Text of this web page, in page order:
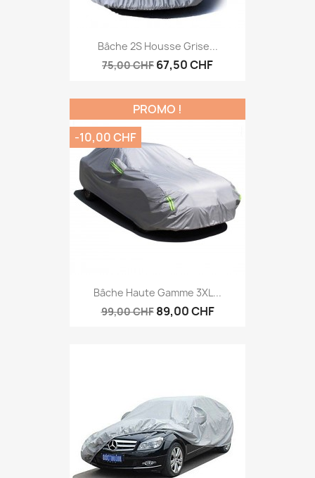
Bâche 2S Housse Grise...
75,00 CHF 67,50 CHF
Bâche Haute Gamme 3XL...
99,00 CHF 89,00 CHF
PROMO !
-10,00 CHF